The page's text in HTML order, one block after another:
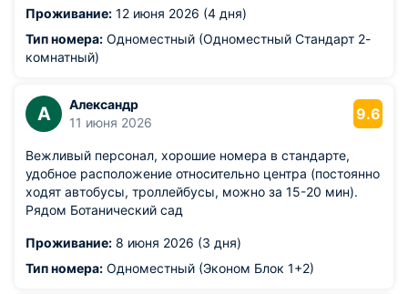
другом мире сразу оказываешься))) блин, меня
занесло!!!)) извините, мы же про гостиницу пишем!!!
Короче, всё понравилось, доволен и рад, что прилетел
звезд. Неприятного не увидел ничего.
Проживание: 12 июня 2026 (4 дня)
Тип номера: Одноместный (Одноместный Стандарт 2-
комнатный)
А
Александр
11 июня 2026
9.6
Вежливый персонал, хорошие номера в стандарте,
удобное расположение относительно центра (постоянно
ходят автобусы, троллейбусы, можно за 15-20 мин).
Рядом Ботанический сад
Проживание: 8 июня 2026 (3 дня)
Тип номера: Одноместный (Эконом Блок 1+2)